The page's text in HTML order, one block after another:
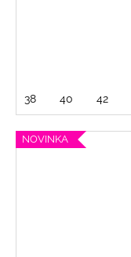
38 40 42
NOVINKA